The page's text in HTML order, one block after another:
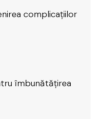
complicațiilor
îmbunătățirea